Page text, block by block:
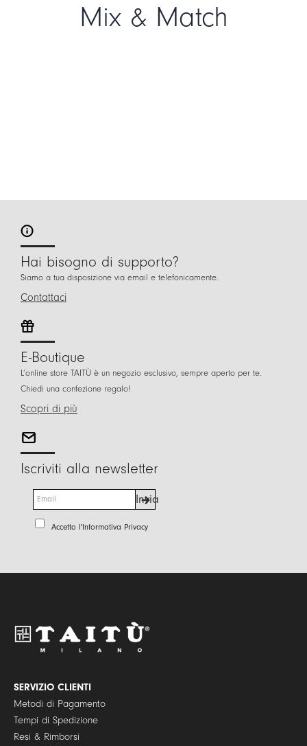
Mix & Match
Hai bisogno di supporto?
Siamo a tua disposizione via email e telefonicamente.
Contattaci
E-Boutique
L’online store TAITÙ è un negozio esclusivo, sempre aperto per te.
Chiedi una confezione regalo!
Scopri di più
Iscriviti alla newsletter
m
a
P
o
y
*
Accetto l'Informativa Privacy
Invia
SERVIZIO CLIENTI
Metodi di Pagamento
Tempi di Spedizione
Resi & Rimborsi